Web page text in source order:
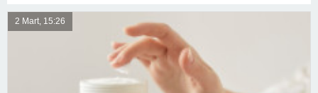
2 Mart, 15:26